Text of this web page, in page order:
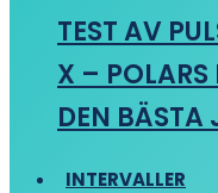
TEST AV
X –
DEN BÄSTA
INTERVALLER